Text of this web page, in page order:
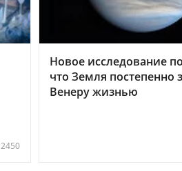
2450
Новое исследование
что Земля постепенно
Венеру жизнью